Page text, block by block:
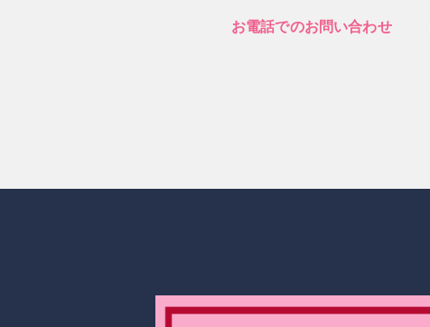
お電話でのお問い合わせ